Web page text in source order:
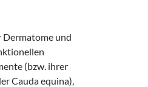
Dermatome und
(bzw. ihrer
Cauda equina),